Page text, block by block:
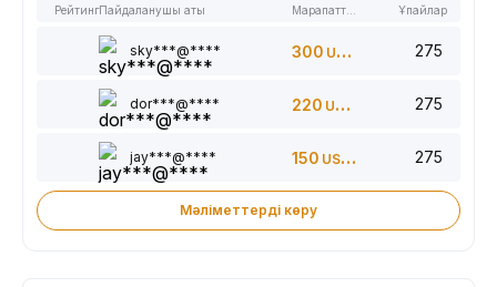
РейтингПайдаланушы аты Ұпайлар
sky***@**** 300 USDT 275
dor***@**** 220 USDT 275
jay***@**** 150 USDT 275
Мәліметтерді көру